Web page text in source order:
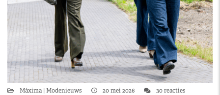
Máxima Modenieuws 20 mei 2026 30 reacties